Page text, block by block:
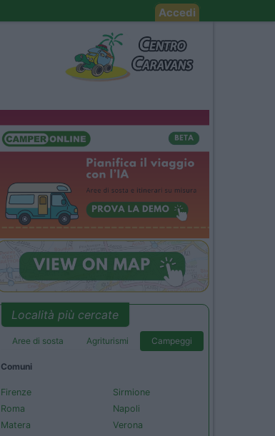
Accedi
Località più cercate
Aree di sosta Agriturismi Campeggi
Comuni
Firenze
Roma
Matera
Sirmione
Napoli
Verona